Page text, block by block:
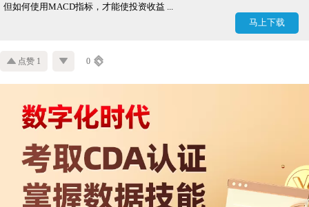
马上下载
但如何使用MACD指标，才能使投资收益 ...
点赞 1 0